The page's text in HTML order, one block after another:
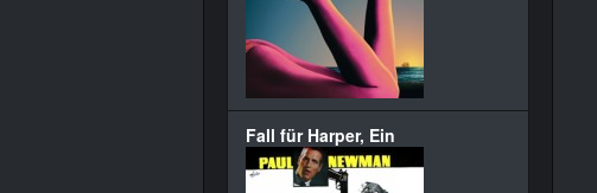
Fall für Harper, Ein